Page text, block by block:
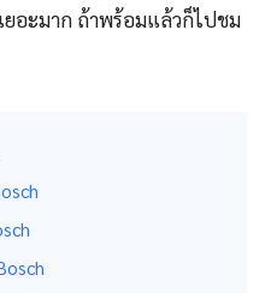
อะมาก ถ้าพร้อมแล้วก็ไปชม